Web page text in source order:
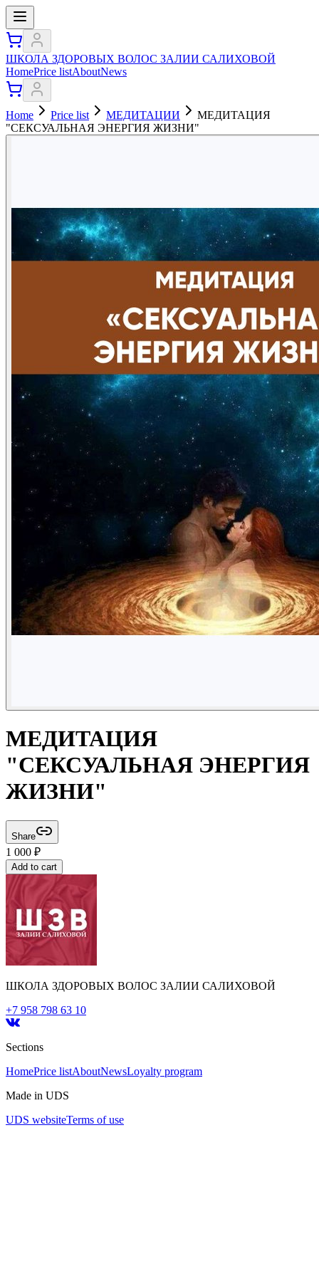
ШКОЛА ЗДОРОВЫХ ВОЛОС ЗАЛИИ САЛИХОВОЙ
HomePrice listAboutNews
Home Price list МЕДИТАЦИИ
МЕДИТАЦИЯ
"СЕКСУАЛЬНАЯ ЭНЕРГИЯ ЖИЗНИ"
МЕДИТАЦИЯ
"СЕКСУАЛЬНАЯ ЭНЕРГИЯ
ЖИЗНИ"
Share
1 000 ₽
Add to cart
ШКОЛА ЗДОРОВЫХ ВОЛОС ЗАЛИИ САЛИХОВОЙ
+7 958 798 63 10
Sections
HomePrice listAboutNewsLoyalty program
Made in UDS
UDS websiteTerms of use